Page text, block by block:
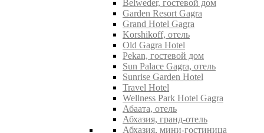
Belweder, гостевой дом
Garden Resort Gagra
Grand Hotel Gagra
Korshikoff, отель
Old Gagra Hotel
Pekan, гостевой дом
Sun Palace Gagra, отель
Sunrise Garden Hotel
Travel Hotel
Wellness Park Hotel Gagra
Абаата, отель
Абхазия, гранд-отель
Абхазия, мини-гостиница